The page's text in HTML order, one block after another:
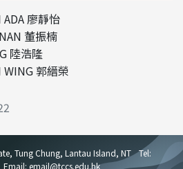
廖靜怡
董振楠
陸浩隆
WING 郭縉榮
Tung Chung, Lantau Island, NT
Tel:
Email: email@tccs.edu.hk